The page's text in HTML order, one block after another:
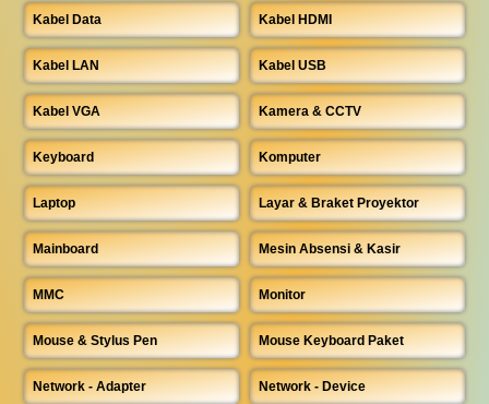
Kabel Data Kabel HDMI
Kabel LAN Kabel USB
Kabel VGA Kamera & CCTV
Keyboard Komputer
Laptop Layar & Braket Proyektor
Mainboard Mesin Absensi & Kasir
MMC Monitor
Mouse & Stylus Pen Mouse Keyboard Paket
Network - Adapter Network - Device